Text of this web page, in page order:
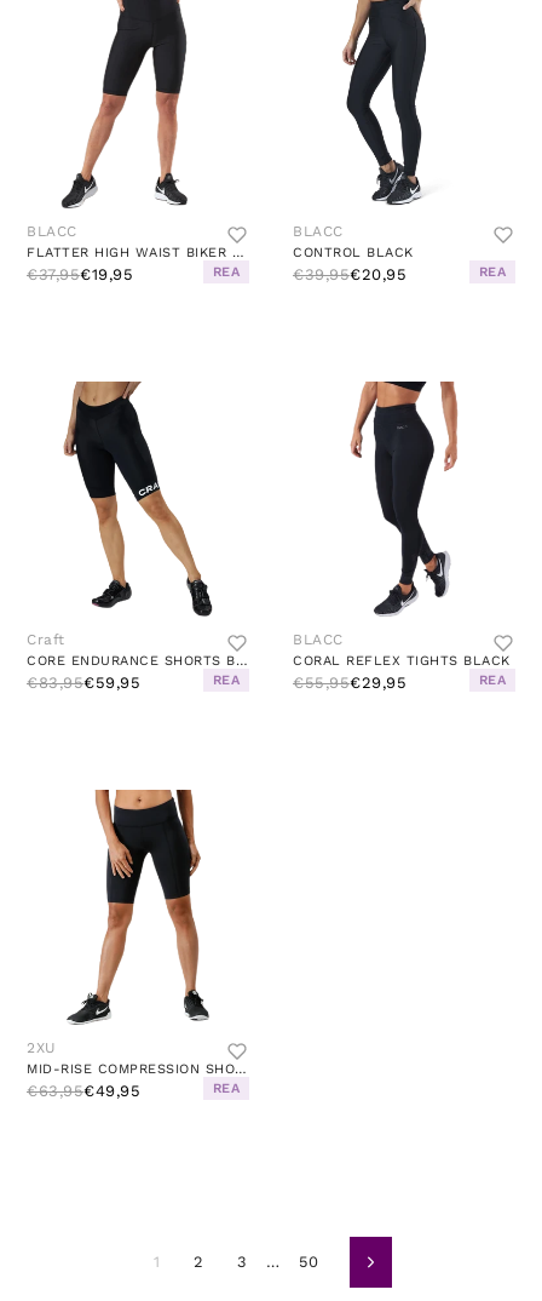
BLACC
FLATTER HIGH WAIST BIKER SHORTS BLACK
€37,95€19,95 REA
BLACC
CONTROL BLACK
€39,95€20,95 REA
Craft
CORE ENDURANCE SHORTS BLACK
€83,95€59,95 REA
BLACC
CORAL REFLEX TIGHTS BLACK
€55,95€29,95 REA
2XU
MID-RISE COMPRESSION SHORTS W BLACK
€63,95€49,95 REA
1 2 3 … 50 Ďalej